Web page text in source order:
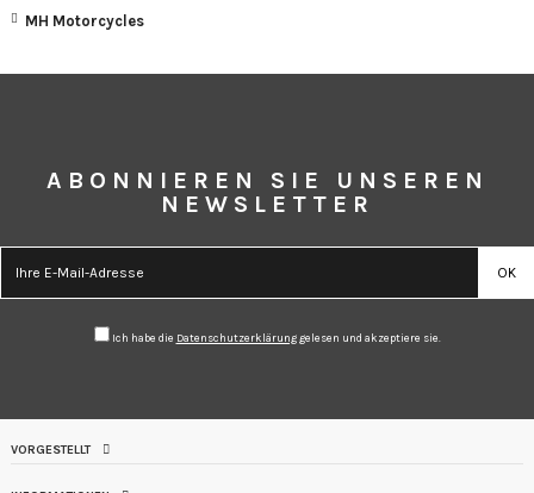
MH Motorcycles
ABONNIEREN SIE UNSEREN
NEWSLETTER
Ich habe die Datenschutzerklärung gelesen und akzeptiere sie.
VORGESTELLT